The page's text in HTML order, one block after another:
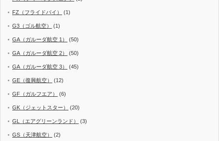
FZ（フライドバイ） (1)
G3（ゴル航空） (1)
GA（ガルーダ航空 1） (50)
GA（ガルーダ航空 2） (50)
GA（ガルーダ航空 3） (45)
GE（復興航空） (12)
GF（ガルフエア） (6)
GK（ジェットスター） (20)
GL（エアグリーンランド） (3)
GS（天津航空） (2)